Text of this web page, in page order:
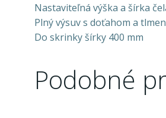
Nastaviteľná výška a šírka
Plný výsuv s doťahom a
Do skrinky šírky 400 mm
Podobné